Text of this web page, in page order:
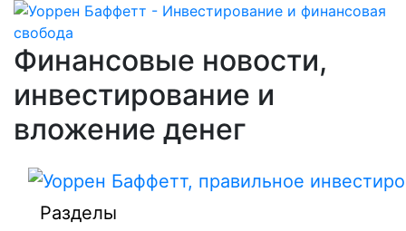
Финансовые новости,
инвестирование и
вложение денег
Разделы